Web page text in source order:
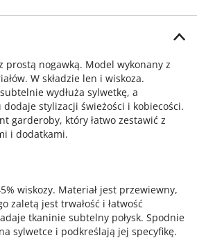
prostą nogawką. Model wykonany z
W składzie len i wiskoza.
wydłuża sylwetkę, a
stylizacji świeżości i kobiecości.
garderoby, który łatwo zestawić z
i dodatkami.
wiskozy. Materiał jest przewiewny,
zaletą jest trwałość i łatwość
tkaninie subtelny połysk. Spodnie
sylwetce i podkreślają jej specyfikę.